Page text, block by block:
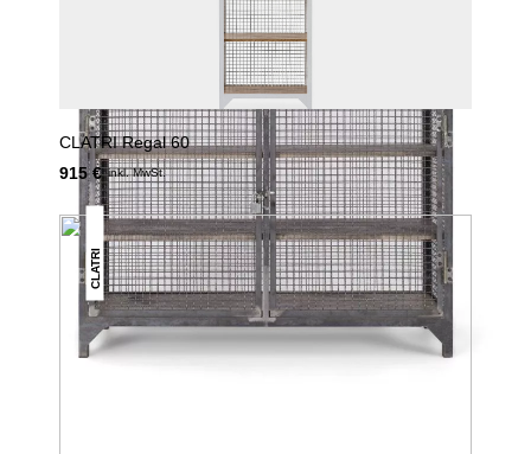
CLATRI Regal 60
915 € inkl. MwSt.
CLATRI